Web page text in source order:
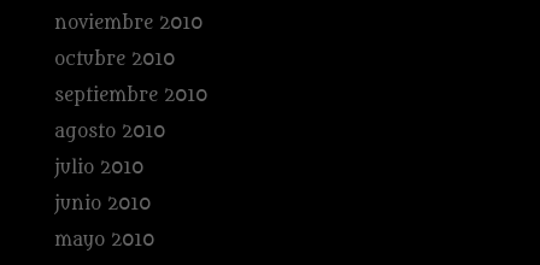
noviembre 2010
octubre 2010
septiembre 2010
agosto 2010
julio 2010
junio 2010
mayo 2010